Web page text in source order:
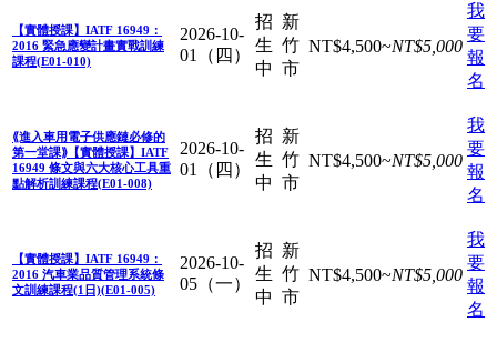
【實體授課】IATF 16949：
2016 緊急應變計畫實戰訓練
課程(E01-010)
2026-10-
01（四）
招
生
中
新
竹
市
NT$4,500~NT$5,000
我
要
報
名
⟪進入車用電子供應鏈必修的
第一堂課⟫【實體授課】IATF
16949 條文與六大核心工具重
點解析訓練課程(E01-008)
2026-10-
01（四）
招
生
中
新
竹
市
NT$4,500~NT$5,000
我
要
報
名
【實體授課】IATF 16949：
2016 汽車業品質管理系統條
文訓練課程(1日)(E01-005)
2026-10-
05（一）
招
生
中
新
竹
市
NT$4,500~NT$5,000
我
要
報
名